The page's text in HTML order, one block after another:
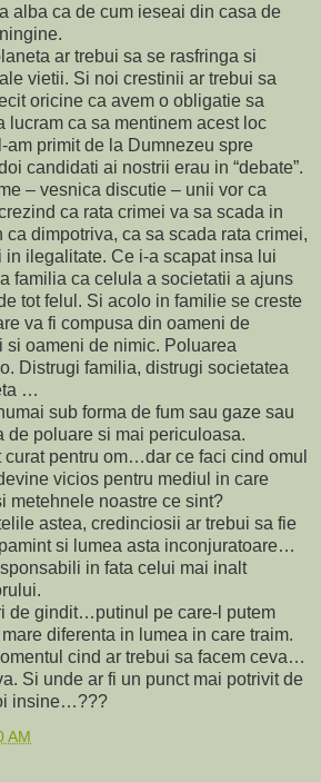
alba ca de cum ieseai din casa de
ar trebui sa se rasfringa si
vietii. Si noi crestinii ar trebui sa
oricine ca avem o obligatie sa
lucram ca sa mentinem acest loc
am primit de la Dumnezeu spre
candidati ai nostrii erau in “debate”.
– vesnica discutie – unii vor ca
ca rata crimei va sa scada in
ca dimpotriva, ca sa scada rata crimei,
ilegalitate. Ce i-a scapat insa lui
familia ca celula a societatii a ajuns
tot felul. Si acolo in familie se creste
va fi compusa din oameni de
si oameni de nimic. Poluarea
Distrugi familia, distrugi societatea
…
sub forma de fum sau gaze sau
de poluare si mai periculoasa.
curat pentru om…dar ce faci cind omul
vicios pentru mediul in care
metehnele noastre ce sint?
astea, credinciosii ar trebui sa fie
si lumea asta inconjuratoare…
in fata celui mai inalt
de gindit…putinul pe care-l putem
diferenta in lumea in care traim.
cind ar trebui sa facem ceva…
Si unde ar fi un punct mai potrivit de
insine…???
AM